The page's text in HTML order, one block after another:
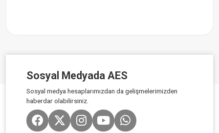
Sosyal Medyada AES
Sosyal medya hesaplarımızdan da gelişmelerimizden
haberdar olabilirsiniz.